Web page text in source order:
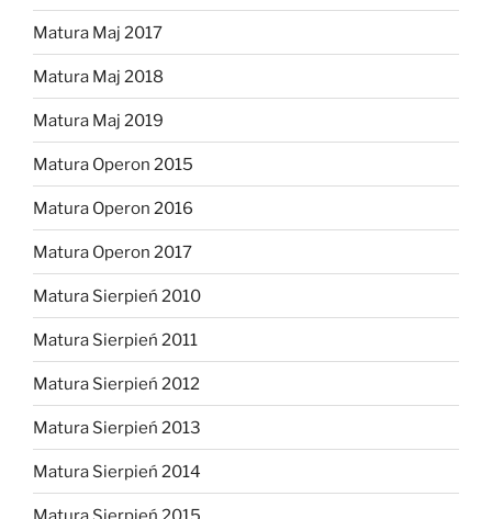
Matura Maj 2017
Matura Maj 2018
Matura Maj 2019
Matura Operon 2015
Matura Operon 2016
Matura Operon 2017
Matura Sierpień 2010
Matura Sierpień 2011
Matura Sierpień 2012
Matura Sierpień 2013
Matura Sierpień 2014